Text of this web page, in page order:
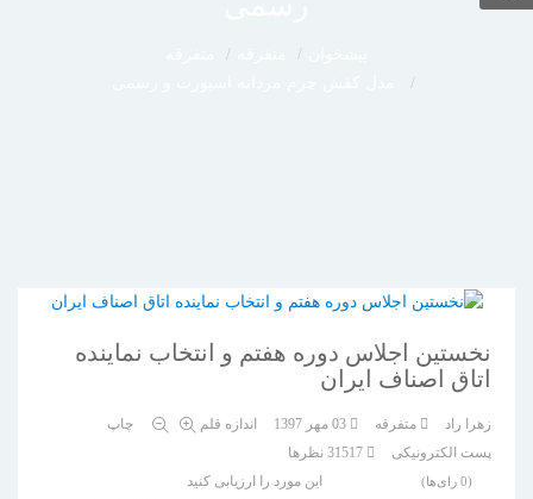
نخستین اجلاس دوره هفتم و انتخاب نماینده
اتاق اصناف ایران
زهرا راد متفرقه اندازه قلم
چاپ
پست الکترونیکی
31517 نظرها
این مورد را ارزیابی کنید
(0 رای‌ها)